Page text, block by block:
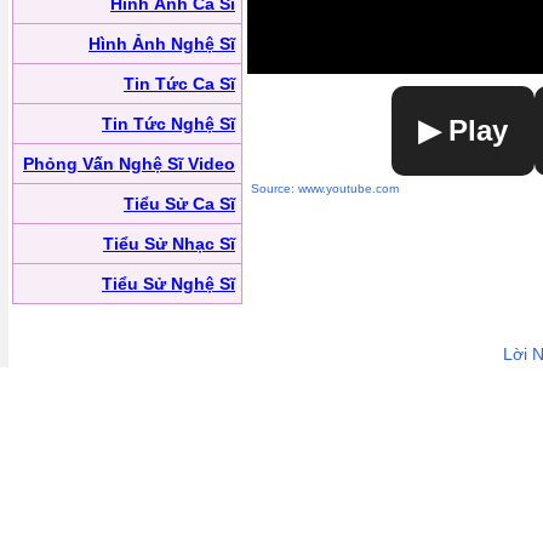
Hình Ảnh Nghệ Sĩ
Tin Tức Ca Sĩ
Tin Tức Nghệ Sĩ
Phỏng Vấn Nghệ Sĩ Video
Tiểu Sử Ca Sĩ
Tiểu Sử Nhạc Sĩ
Tiểu Sử Nghệ Sĩ
▶ Play
Source: www.youtube.com
Lời